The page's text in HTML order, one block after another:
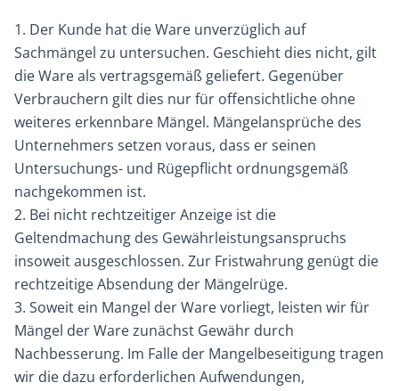
1. Der Kunde hat die Ware unverzüglich auf
Sachmängel zu untersuchen. Geschieht dies nicht, gilt
die Ware als vertragsgemäß geliefert. Gegenüber
Verbrauchern gilt dies nur für offensichtliche ohne
weiteres erkennbare Mängel. Mängelansprüche des
Unternehmers setzen voraus, dass er seinen
Untersuchungs- und Rügepflicht ordnungsgemäß
nachgekommen ist.
2. Bei nicht rechtzeitiger Anzeige ist die
Geltendmachung des Gewährleistungsanspruchs
insoweit ausgeschlossen. Zur Fristwahrung genügt die
rechtzeitige Absendung der Mängelrüge.
3. Soweit ein Mangel der Ware vorliegt, leisten wir für
Mängel der Ware zunächst Gewähr durch
Nachbesserung. Im Falle der Mangelbeseitigung tragen
wir die dazu erforderlichen Aufwendungen,